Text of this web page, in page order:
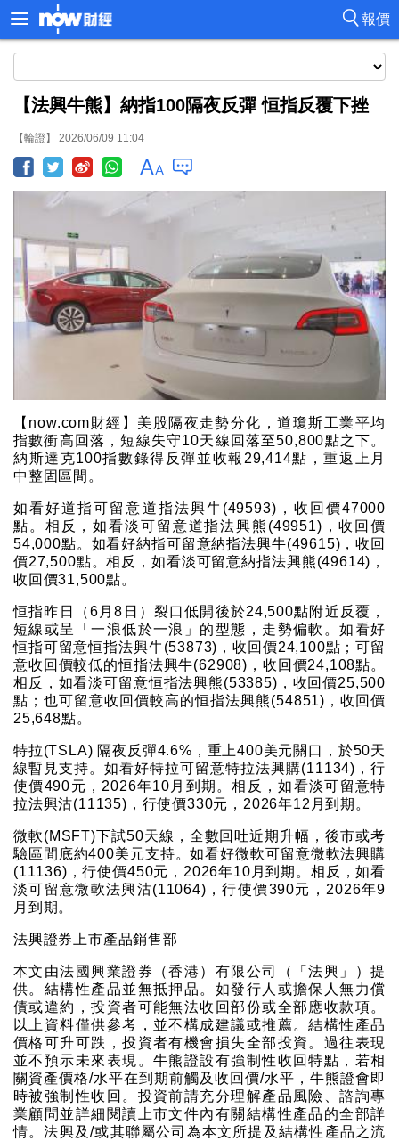
報價
【法興牛熊】納指100隔夜反彈 恒指反覆下挫
【輪證】 2026/06/09 11:04
【now.com財經】美股隔夜走勢分化，道瓊斯工業平均
指數衝高回落，短線失守10天線回落至50,800點之下。
納斯達克100指數錄得反彈並收報29,414點，重返上月
中整固區間。
如看好道指可留意道指法興牛(49593)，收回價47000
點。相反，如看淡可留意道指法興熊(49951)，收回價
54,000點。如看好納指可留意納指法興牛(49615)，收回
價27,500點。相反，如看淡可留意納指法興熊(49614)，
收回價31,500點。
恒指昨日（6月8日）裂口低開後於24,500點附近反覆，
短線或呈「一浪低於一浪」的型態，走勢偏軟。如看好
恒指可留意恒指法興牛(53873)，收回價24,100點；可留
意收回價較低的恒指法興牛(62908)，收回價24,108點。
相反，如看淡可留意恒指法興熊(53385)，收回價25,500
點；也可留意收回價較高的恒指法興熊(54851)，收回價
25,648點。
特拉(TSLA) 隔夜反彈4.6%，重上400美元關口，於50天
線暫見支持。如看好特拉可留意特拉法興購(11134)，行
使價490元，2026年10月到期。相反，如看淡可留意特
拉法興沽(11135)，行使價330元，2026年12月到期。
微軟(MSFT)下試50天線，全數回吐近期升幅，後市或考
驗區間底約400美元支持。如看好微軟可留意微軟法興購
(11136)，行使價450元，2026年10月到期。相反，如看
淡可留意微軟法興沽(11064)，行使價390元，2026年9
月到期。
法興證券上市產品銷售部
本文由法國興業證券（香港）有限公司（「法興」）提
供。結構性產品並無抵押品。如發行人或擔保人無力償
債或違約，投資者可能無法收回部份或全部應收款項。
以上資料僅供參考，並不構成建議或推薦。結構性產品
價格可升可跌，投資者有機會損失全部投資。過往表現
並不預示未來表現。牛熊證設有強制性收回特點，若相
關資產價格/水平在到期前觸及收回價/水平，牛熊證會即
時被強制性收回。投資前請充分理解產品風險、諮詢專
業顧問並詳細閱讀上市文件內有關結構性產品的全部詳
情。法興及/或其聯屬公司為本文所提及結構性產品之流